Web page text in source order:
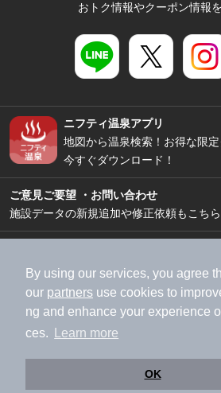
By using our services, you agree
our partners use cookies to
ng and enhance your experience
ces.
Learn more
OK
おトク情報やクーポン情報
ニフティ温泉アプリ
地図から温泉検索！お得な限定
今すぐダウンロード！
ご意見ご要望 ・お問い合わせ
施設データの新規追加や修正依頼もこち
加盟店募集（資料請求）
広
利用規約
ライフスタイル
特定商取引法に基づく表記
ヘ
運営会社